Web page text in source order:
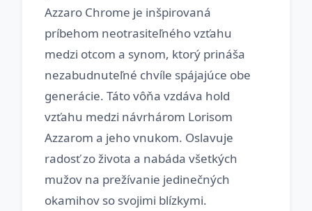
Azzaro Chrome je inšpirovaná
príbehom neotrasiteľného vzťahu
medzi otcom a synom, ktorý prináša
nezabudnuteľné chvíle spájajúce obe
generácie. Táto vôňa vzdáva hold
vzťahu medzi návrhárom Lorisom
Azzarom a jeho vnukom. Oslavuje
radosť zo života a nabáda všetkých
mužov na prežívanie jedinečných
okamihov so svojimi blízkymi.